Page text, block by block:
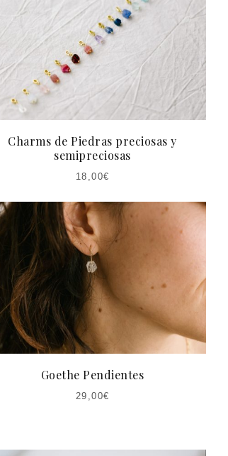
Charms de Piedras preciosas y
semipreciosas
18,00€
Goethe Pendientes
29,00€